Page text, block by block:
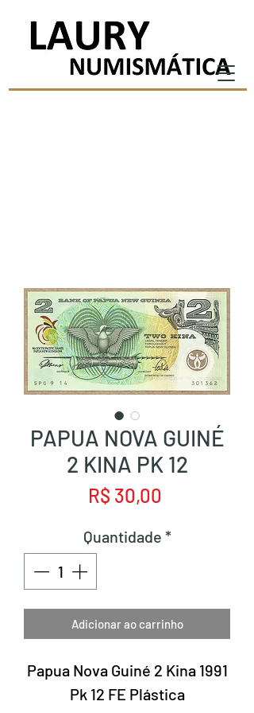
PAPUA NOVA GUINÉ
2 KINA PK 12
R$ 30,00
Quantidade *
Adicionar ao carrinho
Papua Nova Guiné 2 Kina 1991
Pk 12 FE Plástica